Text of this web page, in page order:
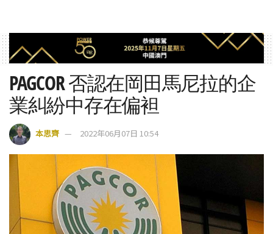
PAGCOR 否認在岡田馬尼拉的企
業糾紛中存在偏袒
本思齊 2022年06月07日 10:54